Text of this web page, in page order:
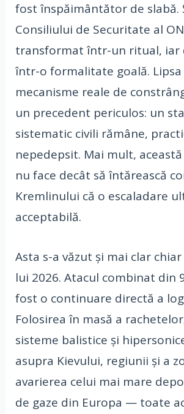
fost înspăimântător de slabă.
Consiliului de Securitate al
transformat într-un ritual,
într-o formalitate goală.
mecanisme reale de
un precedent periculos: un
sistematic civili rămâne,
nepedepsit. Mai mult,
nu face decât să întărească
Kremlinului că o escaladare
acceptabilă.
Asta s-a văzut și mai clar
lui 2026. Atacul combinat din
fost o continuare directă a
Folosirea în masă a
sisteme balistice și
asupra Kievului, regiunii și a
avarierea celui mai mare
de gaze din Europa — toate